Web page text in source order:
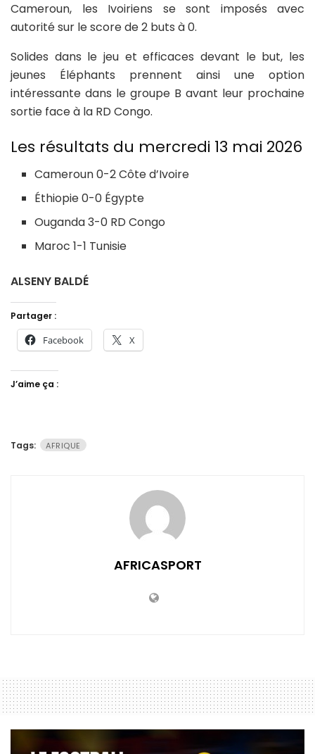
Cameroun, les Ivoiriens se sont imposés avec
autorité sur le score de 2 buts à 0.
Solides dans le jeu et efficaces devant le but, les
jeunes Éléphants prennent ainsi une option
intéressante dans le groupe B avant leur prochaine
sortie face à la RD Congo.
Les résultats du mercredi 13 mai 2026
Cameroun 0-2 Côte d’Ivoire
Éthiopie 0-0 Égypte
Ouganda 3-0 RD Congo
Maroc 1-1 Tunisie
ALSENY BALDÉ
Partager :
Facebook X
J’aime ça :
Tags: AFRIQUE
AFRICASPORT